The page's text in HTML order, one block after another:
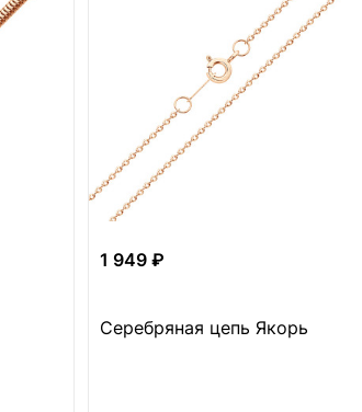
1 949 ₽
Серебряная цепь Якорь